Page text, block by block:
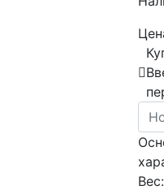
Вес: